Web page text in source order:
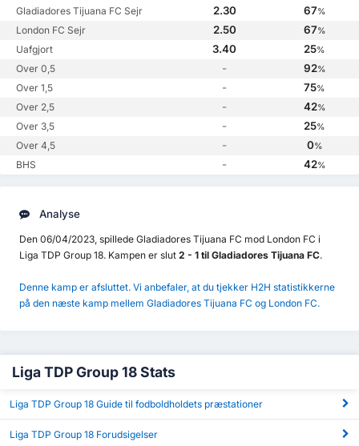
Gladiadores Tijuana FC Sejr 2.30 67%
London FC Sejr 2.50 67%
Uafgjort 3.40 25%
Over 0,5 - 92%
Over 1,5 - 75%
Over 2,5 - 42%
Over 3,5 - 25%
Over 4,5 - 0%
BHS - 42%
Analyse
Den 06/04/2023, spillede Gladiadores Tijuana FC mod London FC i
Liga TDP Group 18. Kampen er slut 2 - 1 til Gladiadores Tijuana FC.
Denne kamp er afsluttet. Vi anbefaler, at du tjekker H2H statistikkerne
på den næste kamp mellem Gladiadores Tijuana FC og London FC.
Liga TDP Group 18 Stats
Liga TDP Group 18 Guide til fodboldholdets præstationer
Liga TDP Group 18 Forudsigelser